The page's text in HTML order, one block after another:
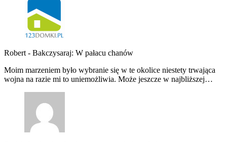
Robert- Bakczysaraj: W pałacu chanów
Moim marzeniem było wybranie się w te okolice niestety trwająca
wojna na razie mi to uniemożliwia. Może jeszcze w najbliższej…